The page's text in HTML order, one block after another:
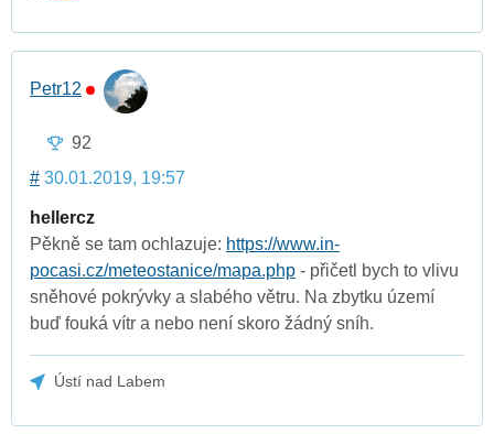
Petr12
92
# 30.01.2019, 19:57
hellercz
Pěkně se tam ochlazuje: https://www.in-
pocasi.cz/meteostanice/mapa.php - přičetl bych to vlivu
sněhové pokrývky a slabého větru. Na zbytku území
buď fouká vítr a nebo není skoro žádný sníh.
Ústí nad Labem